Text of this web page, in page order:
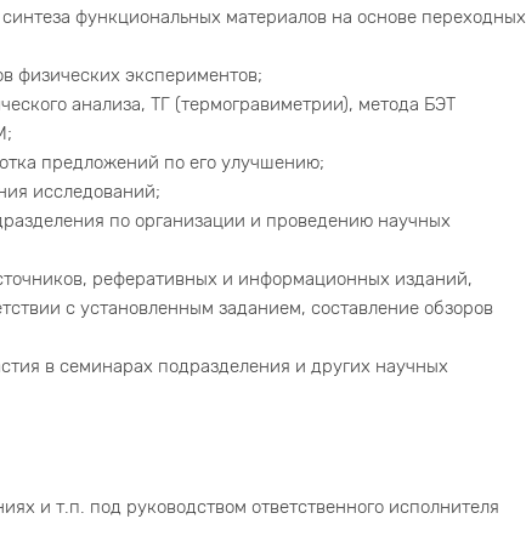
функциональных материалов на основе переходных
физических экспериментов;
анализа, ТГ (термогравиметрии), метода БЭТ
предложений по его улучшению;
исследований;
по организации и проведению научных
реферативных и информационных изданий,
с установленным заданием, составление обзоров
в семинарах подразделения и других научных
и т.п. под руководством ответственного исполнителя